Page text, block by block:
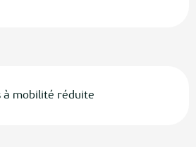
à mobilité réduite